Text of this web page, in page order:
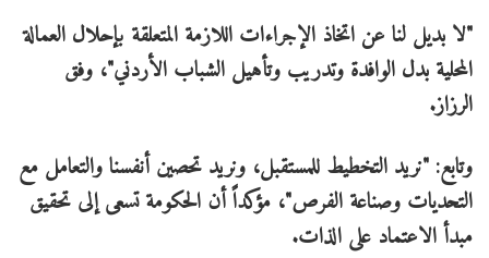
"لا بديل لنا عن اتخاذ الإجراءات اللازمة المتعلقة بإحلال العمالة
المحلية بدل الوافدة وتدريب وتأهيل الشباب الأردني"، وفق
الرزاز.
وتابع: "نريد التخطيط للمستقبل، ونريد تحصين أنفسنا والتعامل مع
التحديات وصناعة الفرص"، مؤكداً أن الحكومة تسعى إلى تحقيق
مبدأ الاعتماد على الذات.